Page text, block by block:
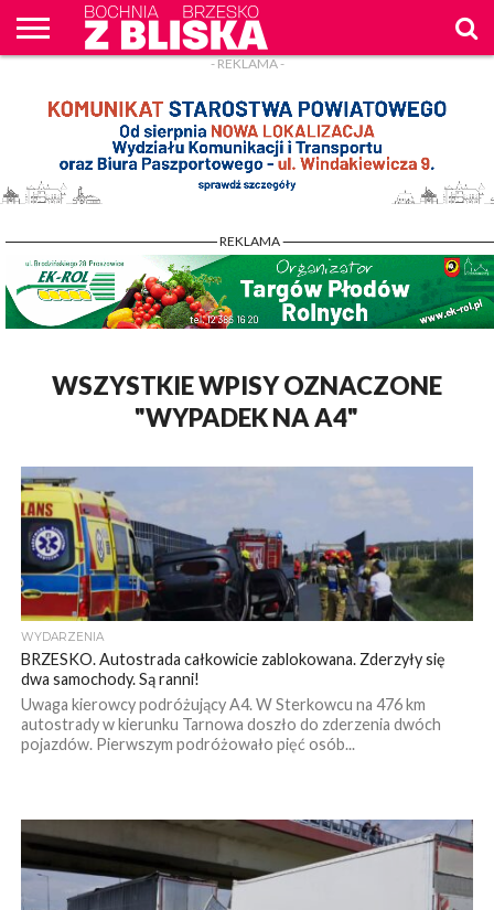
WPROST
REKLAM
- REKLAMA -
- REKLAMA -
WSZYSTKIE WPISY OZNACZONE
"WYPADEK NA A4"
WYDARZENIA
BRZESKO. Autostrada całkowicie zablokowana. Zderzyły się
dwa samochody. Są ranni!
Uwaga kierowcy podróżujący A4. W Sterkowcu na 476 km
autostrady w kierunku Tarnowa doszło do zderzenia dwóch
pojazdów. Pierwszym podróżowało pięć osób...